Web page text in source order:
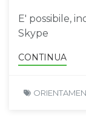
E' possibile,
Skype
CONTINUA